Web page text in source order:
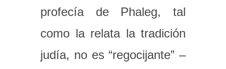
profecía de Phaleg, tal
como la relata la tradición
judía, no es “regocijante” –